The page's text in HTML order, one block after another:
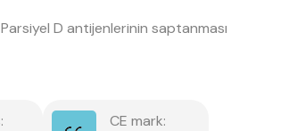
D antijenlerinin saptanması
CE mark: